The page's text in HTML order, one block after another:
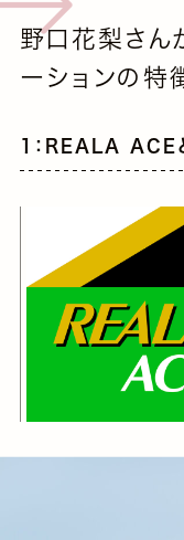
野口花梨さん
ーションの特
1：REALA ACE